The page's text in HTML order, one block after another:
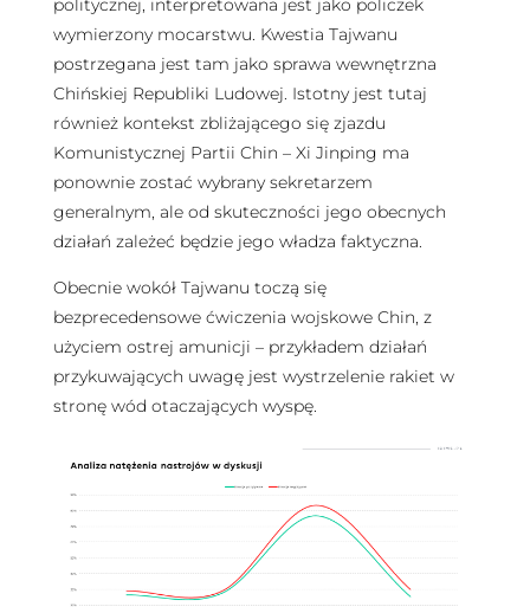
politycznej, interpretowana jest jako policzek
wymierzony mocarstwu. Kwestia Tajwanu
postrzegana jest tam jako sprawa wewnętrzna
Chińskiej Republiki Ludowej. Istotny jest tutaj
również kontekst zbliżającego się zjazdu
Komunistycznej Partii Chin – Xi Jinping ma
ponownie zostać wybrany sekretarzem
generalnym, ale od skuteczności jego obecnych
działań zależeć będzie jego władza faktyczna.
Obecnie wokół Tajwanu toczą się
bezprecedensowe ćwiczenia wojskowe Chin, z
użyciem ostrej amunicji – przykładem działań
przykuwających uwagę jest wystrzelenie rakiet w
stronę wód otaczających wyspę.